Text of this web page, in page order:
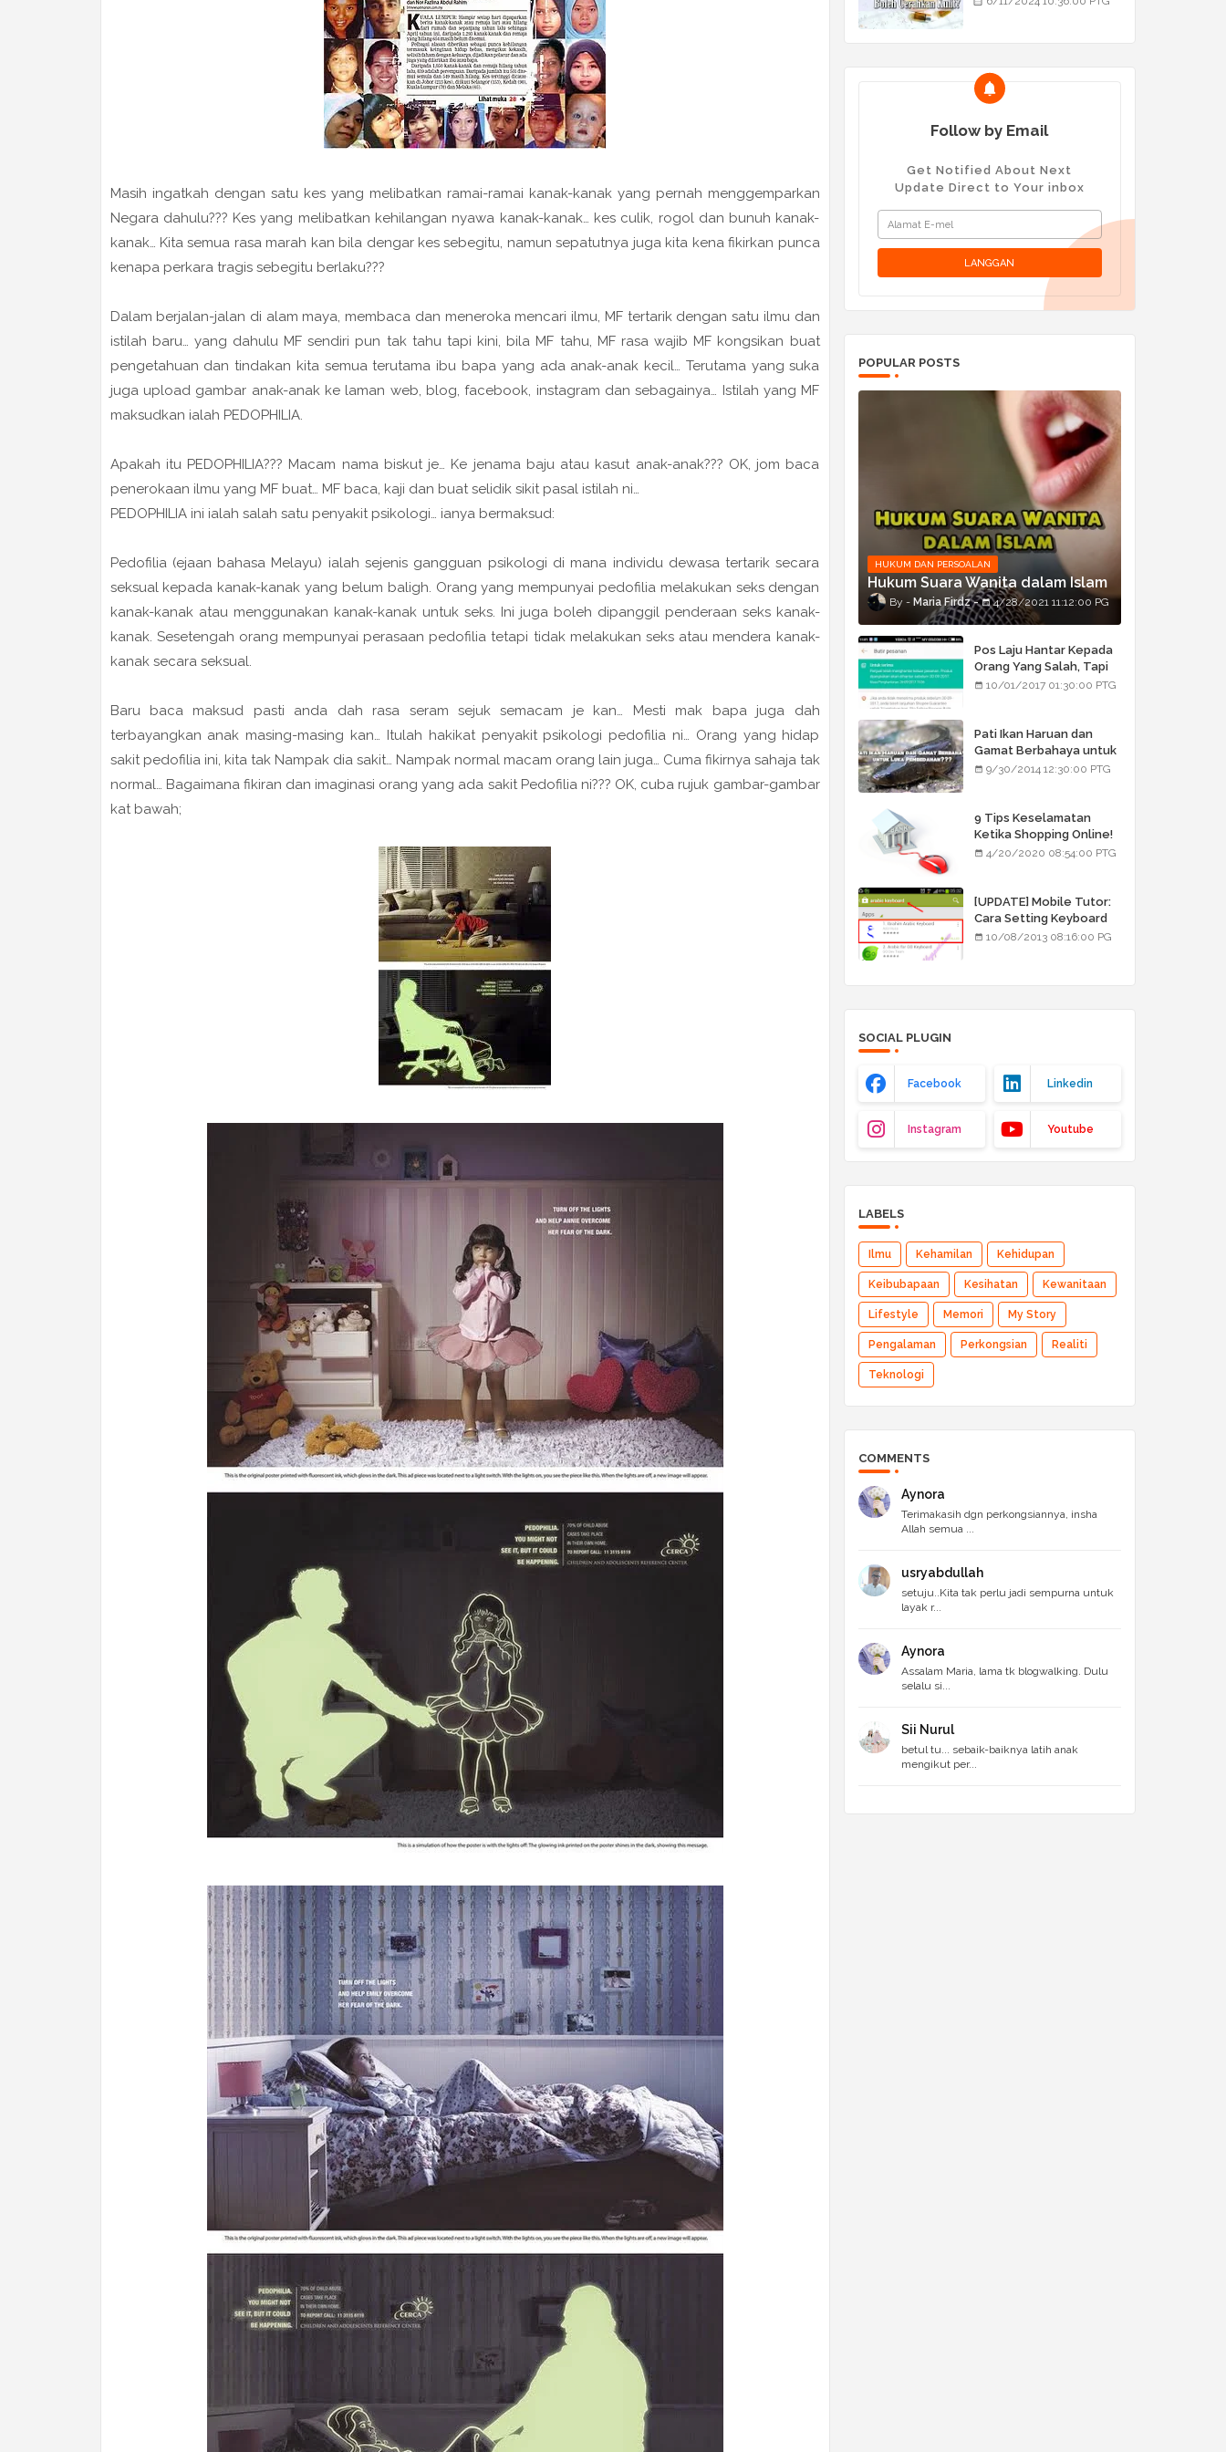
Masih ingatkah dengan satu kes yang melibatkan ramai-ramai kanak-kanak yang pernah menggemparkan
Negara dahulu??? Kes yang melibatkan kehilangan nyawa kanak-kanak… kes culik, rogol dan bunuh kanak-
kanak… Kita semua rasa marah kan bila dengar kes sebegitu, namun sepatutnya juga kita kena fikirkan punca
kenapa perkara tragis sebegitu berlaku???
Dalam berjalan-jalan di alam maya, membaca dan meneroka mencari ilmu, MF tertarik dengan satu ilmu dan
istilah baru… yang dahulu MF sendiri pun tak tahu tapi kini, bila MF tahu, MF rasa wajib MF kongsikan buat
pengetahuan dan tindakan kita semua terutama ibu bapa yang ada anak-anak kecil… Terutama yang suka
juga upload gambar anak-anak ke laman web, blog, facebook, instagram dan sebagainya… Istilah yang MF
maksudkan ialah PEDOPHILIA.
Apakah itu PEDOPHILIA??? Macam nama biskut je… Ke jenama baju atau kasut anak-anak??? OK, jom baca
penerokaan ilmu yang MF buat… MF baca, kaji dan buat selidik sikit pasal istilah ni…
PEDOPHILIA ini ialah salah satu penyakit psikologi… ianya bermaksud:
Pedofilia (ejaan bahasa Melayu) ialah sejenis gangguan psikologi di mana individu dewasa tertarik secara
seksual kepada kanak-kanak yang belum baligh. Orang yang mempunyai pedofilia melakukan seks dengan
kanak-kanak atau menggunakan kanak-kanak untuk seks. Ini juga boleh dipanggil penderaan seks kanak-
kanak. Sesetengah orang mempunyai perasaan pedofilia tetapi tidak melakukan seks atau mendera kanak-
kanak secara seksual.
Baru baca maksud pasti anda dah rasa seram sejuk semacam je kan… Mesti mak bapa juga dah
terbayangkan anak masing-masing kan… Itulah hakikat penyakit psikologi pedofilia ni… Orang yang hidap
sakit pedofilia ini, kita tak Nampak dia sakit… Nampak normal macam orang lain juga… Cuma fikirnya sahaja tak
normal… Bagaimana fikiran dan imaginasi orang yang ada sakit Pedofilia ni??? OK, cuba rujuk gambar-gambar
kat bawah;
Follow by Email
Get Notified About Next
Update Direct to Your inbox
POPULAR POSTS
HUKUM DAN PERSOALAN
Hukum Suara Wanita dalam Islam
Maria Firdz 4/28/2021 11:12:00 PG
Pos Laju Hantar Kepada
Orang Yang Salah, Tapi
Orang Tu Pula Terima
10/01/2017 01:30:00 PTG
Pati Ikan Haruan dan
Gamat Berbahaya untuk
Luka Pembedahan???
9/30/2014 12:30:00 PTG
9 Tips Keselamatan
Ketika Shopping Online!
4/20/2020 08:54:00 PTG
[UPDATE] Mobile Tutor:
Cara Setting Keyboard
Arab/Jawi
10/08/2013 08:16:00 PG
SOCIAL PLUGIN
Facebook Linkedin
Instagram Youtube
LABELS
Ilmu Kehamilan Kehidupan
Keibubapaan Kesihatan Kewanitaan
Lifestyle Memori My Story
Pengalaman Perkongsian Realiti
Teknologi
COMMENTS
Aynora
Terimakasih dgn perkongsiannya, insha
Allah semua ...
usryabdullah
setuju..Kita tak perlu jadi sempurna untuk
layak r...
Aynora
Assalam Maria, lama tk blogwalking. Dulu
selalu si...
Sii Nurul
betul tu... sebaik-baiknya latih anak
mengikut per...